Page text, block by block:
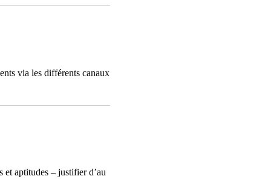
via les différents canaux
aptitudes – justifier d’au